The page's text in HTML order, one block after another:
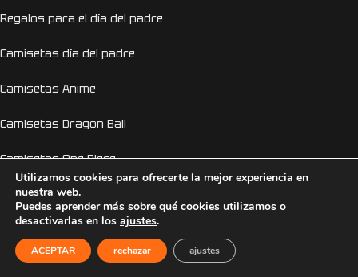
Regalos para el día del padre
Camisetas día del padre
Camisetas Anime
Camisetas Dragon Ball
Camisetas One Piece
Sudaderas Personalizadas
Sudaderas Anime
Sudaderas Pokemon
Utilizamos cookies para ofrecerte la mejor experiencia en
nuestra web.
Puedes aprender más sobre qué cookies utilizamos o
desactivarlas en los ajustes.
ACEPTAR rechazar ajustes